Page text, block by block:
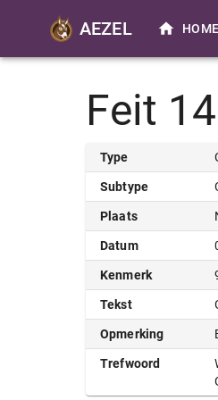
AEZEL HOME
Feit
Type
Subtype
Plaats
Datum
Kenmerk
Tekst
Opmerking
Trefwoord